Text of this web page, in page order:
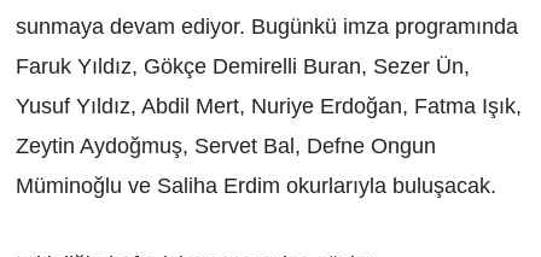
sunmaya devam ediyor. Bugünkü imza programında
Faruk Yıldız, Gökçe Demirelli Buran, Sezer Ün,
Yusuf Yıldız, Abdil Mert, Nuriye Erdoğan, Fatma Işık,
Zeytin Aydoğmuş, Servet Bal, Defne Ongun
Müminoğlu ve Saliha Erdim okurlarıyla buluşacak.